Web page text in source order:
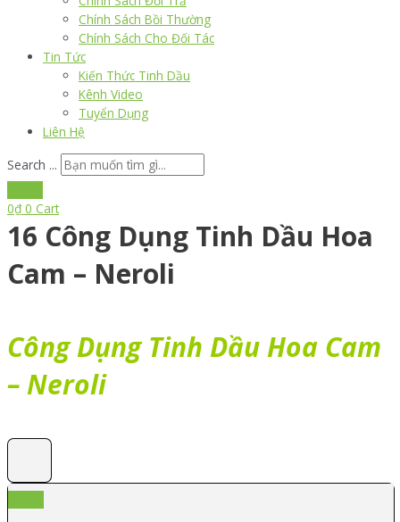
Chính Sách Bồi Thường
Chính Sách Cho Đối Tác
Tin Tức
Kiến Thức Tinh Dầu
Kênh Video
Tuyển Dụng
Liên Hệ
Search ...
0₫ 0 Cart
16 Công Dụng Tinh Dầu Hoa
Cam – Neroli
Công Dụng Tinh Dầu Hoa Cam
– Neroli